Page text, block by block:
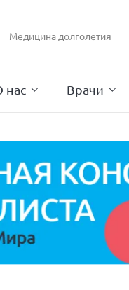
Медицина долголетия
нас Врачи